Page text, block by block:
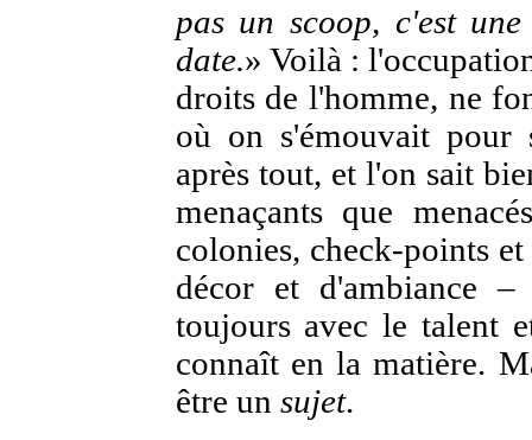
pas un scoop, c'est
date.» Voilà :
droits de l'homme, ne
où on s'émouvait pour
après tout, et l'on sait
menaçants que
colonies, check-points
décor et d'ambiance
toujours avec le talent
connaît en la matière.
être un sujet.